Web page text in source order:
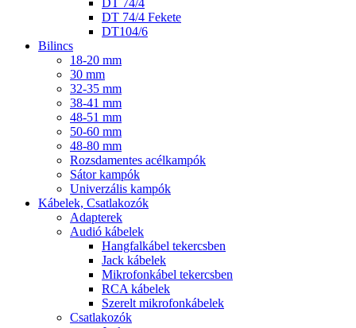
DT 74/4
DT 74/4 Fekete
DT104/6
Bilincs
18-20 mm
30 mm
32-35 mm
38-41 mm
48-51 mm
50-60 mm
48-80 mm
Rozsdamentes acélkampók
Sátor kampók
Univerzális kampók
Kábelek, Csatlakozók
Adapterek
Audió kábelek
Hangfalkábel tekercsben
Jack kábelek
Mikrofonkábel tekercsben
RCA kábelek
Szerelt mikrofonkábelek
Csatlakozók